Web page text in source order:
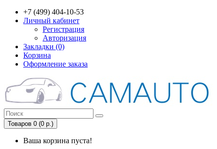
+7 (499) 404-10-53
Личный кабинет
Регистрация
Авторизация
Закладки (0)
Корзина
Оформление заказа
Товаров 0 (0 р.)
Ваша корзина пуста!